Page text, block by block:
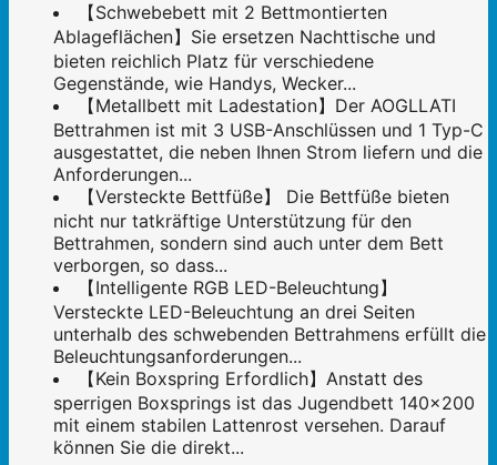
【Schwebebett mit 2 Bettmontierten
Ablageflächen】Sie ersetzen Nachttische und
bieten reichlich Platz für verschiedene
Gegenstände, wie Handys, Wecker...
【Metallbett mit Ladestation】Der AOGLLATI
Bettrahmen ist mit 3 USB-Anschlüssen und 1 Typ-C
ausgestattet, die neben Ihnen Strom liefern und die
Anforderungen...
【Versteckte Bettfüße】 Die Bettfüße bieten
nicht nur tatkräftige Unterstützung für den
Bettrahmen, sondern sind auch unter dem Bett
verborgen, so dass...
【Intelligente RGB LED-Beleuchtung】
Versteckte LED-Beleuchtung an drei Seiten
unterhalb des schwebenden Bettrahmens erfüllt die
Beleuchtungsanforderungen...
【Kein Boxspring Erfordlich】Anstatt des
sperrigen Boxsprings ist das Jugendbett 140x200
mit einem stabilen Lattenrost versehen. Darauf
können Sie die direkt...